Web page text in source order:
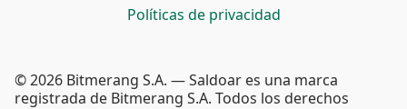
Políticas de privacidad
© 2026 Bitmerang S.A. — Saldoar es una marca
registrada de Bitmerang S.A. Todos los derechos